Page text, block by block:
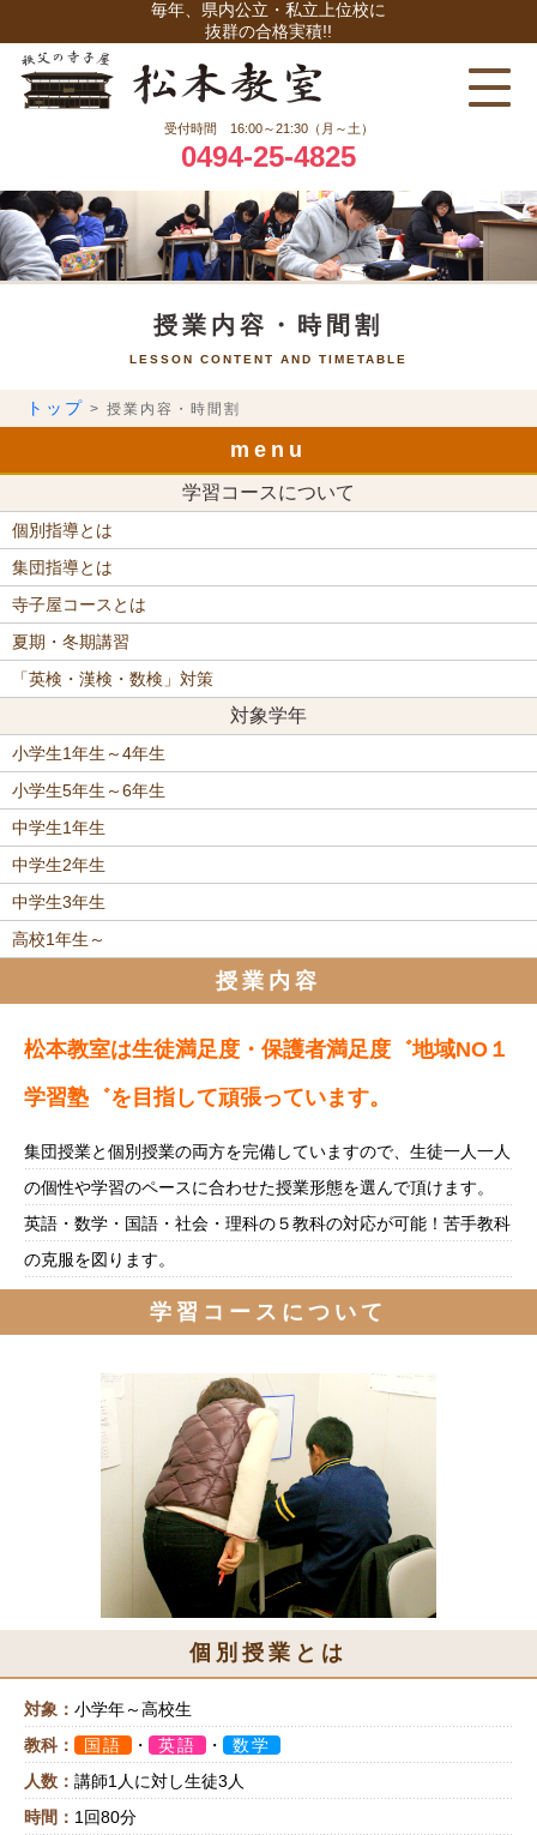
毎年、県内公立・私立上位校に
抜群の合格実積!!
受付時間 16:00～21:30（月～土）
0494-25-4825
授業内容・時間割
LESSON CONTENT AND TIMETABLE
トップ > 授業内容・時間割
menu
学習コースについて
個別指導とは
集団指導とは
寺子屋コースとは
夏期・冬期講習
「英検・漢検・数検」対策
対象学年
小学生1年生～4年生
小学生5年生～6年生
中学生1年生
中学生2年生
中学生3年生
高校1年生～
授業内容
松本教室は生徒満足度・保護者満足度゛地域NO１
学習塾゛を目指して頑張っています。
集団授業と個別授業の両方を完備していますので、生徒一人一人
の個性や学習のペースに合わせた授業形態を選んで頂けます。
英語・数学・国語・社会・理科の５教科の対応が可能！苦手教科
の克服を図ります。
学習コースについて
個別授業とは
対象： 小学年～高校生
教科：
国語 ・ 英語 ・
数学
人数： 講師1人に対し生徒3人
時間： 1回80分